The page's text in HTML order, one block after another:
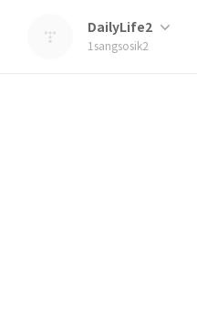
DailyLife2
1sangsosik2